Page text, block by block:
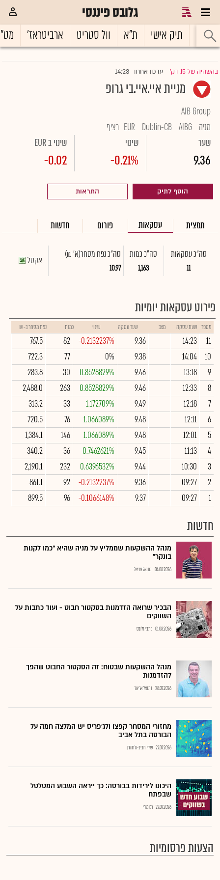
גלובס פיננסי
ראשי תיק אישי ת"א וול סטריט ארביטראז'
בהשהיה של 15 דק' |עדכון אחרון 14:23
מניית איי.איי.בי גרופ
AIB Group
מניה AIBG
Dublin-CB
EUR רציף
שער
9.36
שינוי
-0.21%
שינוי ב EUR
-0.02
הוסף לתיק התראות
תמצית עסקאות פורום חדשות
סה"כ עסקאות
11
סה"כ כמות
1,163
סה"כ נפח מסחר(א' ₪)
10.97
אקסל
פירוט עסקאות יומיות
מספר שעת עסקה מצב שער עסקה שינוי כמות נפח מסחר ב- ₪
11
14:23
9.36
-0.2132237%
82
767.5
10
14:04
9.38
0%
77
722.3
9
13:18
9.46
0.8528829%
30
283.8
8
12:33
9.46
0.8528829%
263
2,488.0
7
12:18
9.49
1.172709%
33
313.2
6
12:11
9.48
1.066089%
76
720.5
5
12:01
9.48
1.066089%
146
1,384.1
4
11:13
9.45
0.7462621%
36
340.2
3
10:30
9.44
0.6396532%
232
2,190.1
2
09:27
9.36
-0.2132237%
92
861.1
1
09:27
9.37
-0.1066148%
96
899.5
חדשות
מנהל ההשקעות שממליץ על מניה שהיא "כמו לקנות
בונקר"
04.08.2026 נתנאל אריאל
הבכיר שרואה הזדמנות בסקטור חבוט - ועוד כתבות על
השווקים
01.08.2026 כתבי גלובס
מנהל ההשקעות שבטוח: זה הסקטור החבוט שהפך
להזדמנות
28.07.2026 נתנאל אריאל
מחזורי המסחר קפצו ולג'פריס יש המלצה חמה על
הבורסה בתל אביב
27.07.2026 שירי חביב-ולדהורן
היכונו לירידות בבורסה: כך ייראה השבוע המטלטל
שבפתח
27.07.2026 רם מורי
הצעות פרסומיות